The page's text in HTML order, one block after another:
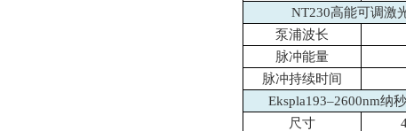
NT230高能可调激
泵浦波长
脉冲能量
脉冲持续时间
Ekspla193–2600nm纳
尺寸